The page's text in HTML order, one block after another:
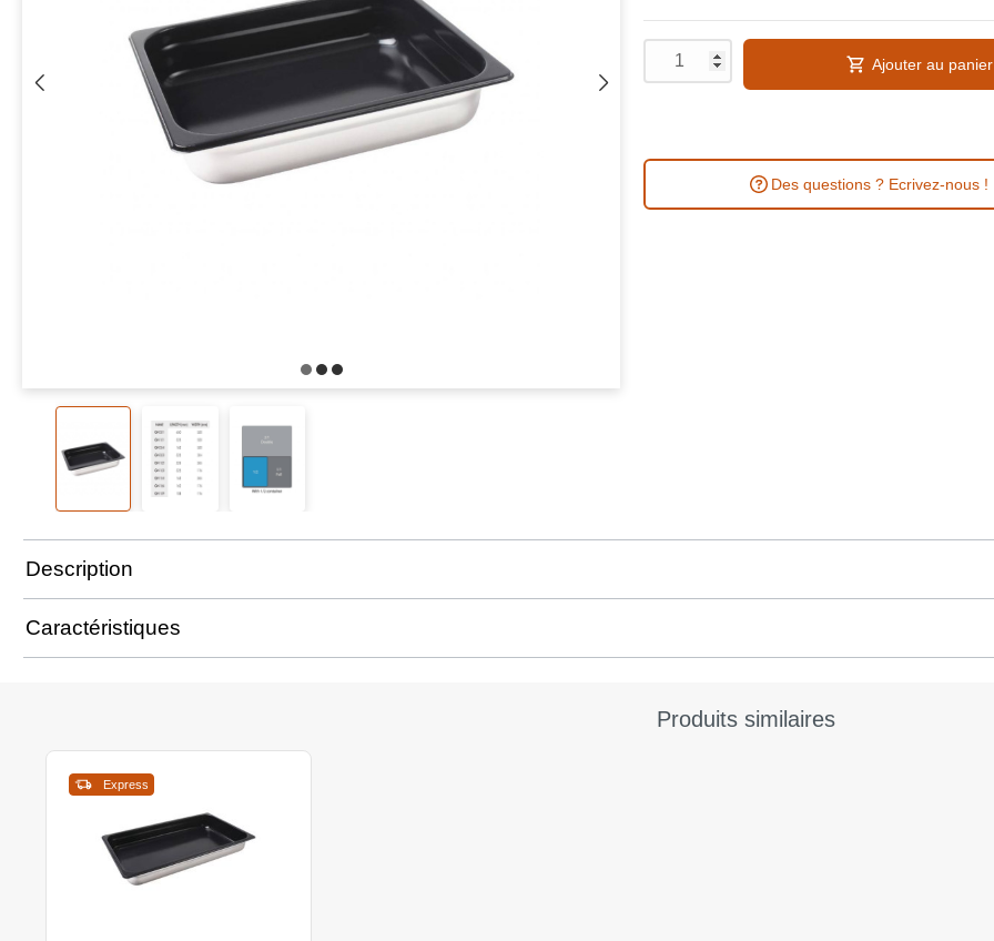
Ajouter au panier
Des questions ? Ecrivez-nous !
Description
Caractéristiques
Produits similaires
Express